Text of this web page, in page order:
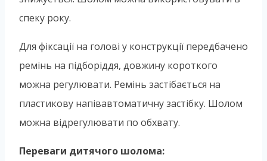
спеку року.
Для фіксації на голові у конструкції передбачено
ремінь на підборіддя, довжину короткого
можна регулювати. Ремінь застібається на
пластикову напівавтоматичну застібку. Шолом
можна відрегулювати по обхвату.
Переваги дитячого шолома: